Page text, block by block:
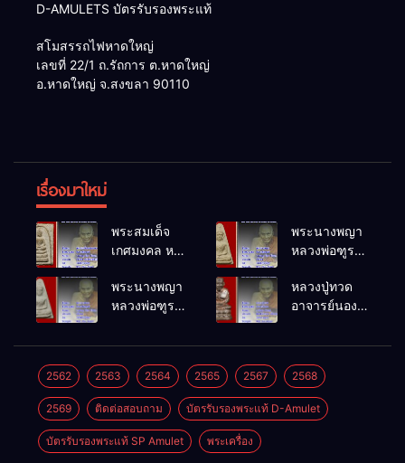
D-AMULETS บัตรรับรองพระแท้
สโมสรรถไฟหาดใหญ่
เลขที่ 22/1 ถ.รัถการ ต.หาดใหญ่
อ.หาดใหญ่ จ.สงขลา 90110
เรื่องมาใหม่
พระสมเด็จ
เกศมงคล หล
โพธิ์นิมิตร
พ.ศ.2512
พระนางพญา
หลวงพ่อฑูรย์
พ.ศ.2512
พระนางพญา
หลวงพ่อฑูรย์
พ.ศ.2512
หลวงปู่ทวด
อาจารย์นอง
พ.ศ.2541
2562 2563 2564 2565 2567 2568
2569 ติดต่อสอบถาม บัตรรับรองพระแท้ D-Amulet
บัตรรับรองพระแท้ SP Amulet พระเครื่อง